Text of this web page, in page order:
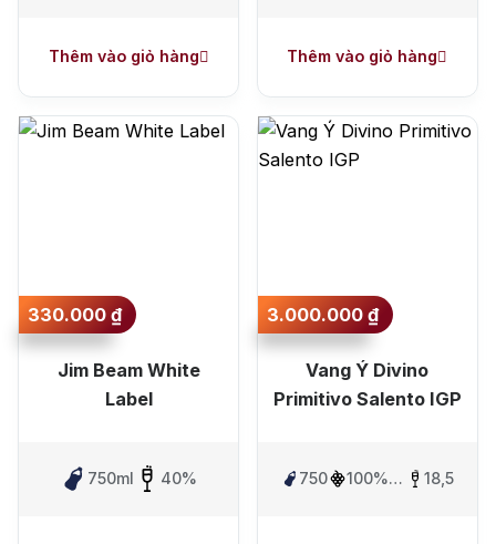
Thêm vào giỏ hàng Thêm vào giỏ hàng
330.000₫
Jim Beam White
Label
750ml 40%
3.000.000₫
Vang Ý Divino
Primitivo Salento IGP
750ml100%
18,5%